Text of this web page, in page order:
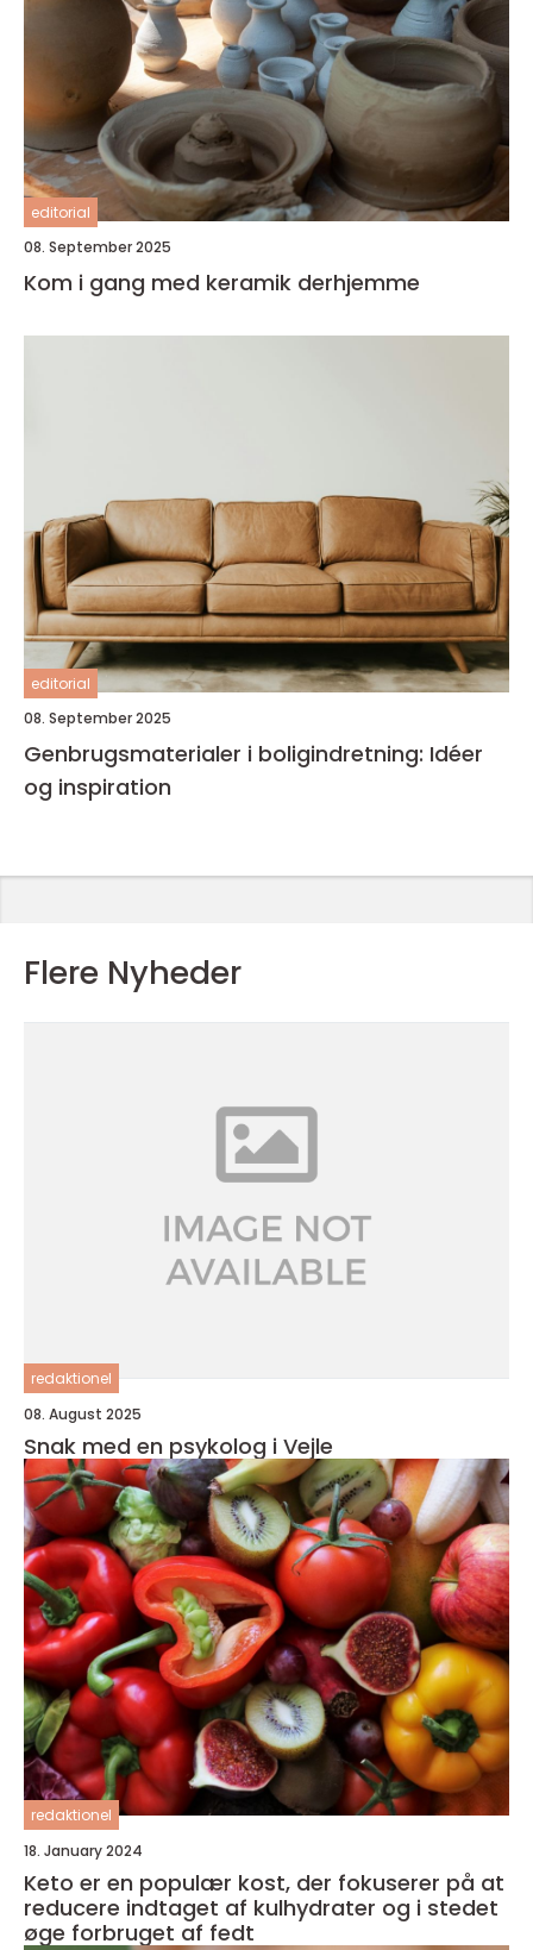
editorial
08. September 2025
Kom i gang med keramik derhjemme
editorial
08. September 2025
Genbrugsmaterialer i boligindretning: Idéer
og inspiration
Flere Nyheder
redaktionel
08. August 2025
Snak med en psykolog i Vejle
redaktionel
18. January 2024
Keto er en populær kost, der fokuserer på at
reducere indtaget af kulhydrater og i stedet
øge forbruget af fedt